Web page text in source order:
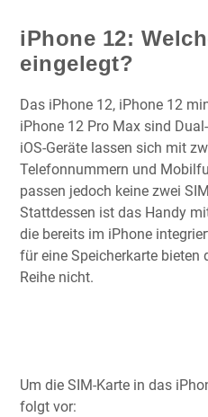
iPhone 12:
eingelegt?
Das iPhone 12, iPhone 12
iPhone 12 Pro Max sind
iOS-Geräte lassen sich mit
Telefonnummern und
passen jedoch keine zwei
Stattdessen ist das Handy
die bereits im iPhone
für eine Speicherkarte bieten
Reihe nicht.
Um die SIM-Karte in das
folgt vor: